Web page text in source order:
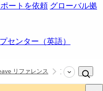
ートを依頼 グローバル拠
センター（英語）
リファレンス Timer